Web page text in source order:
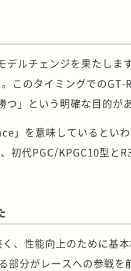
デルチェンジを果たしま
このタイミングでのGT-
」という明確な目的が
」を意味しているとい
初代PGC/KPGC10型と
、性能向上のために基
部分がレースへの参戦